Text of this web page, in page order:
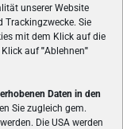
unserer Website
Trackingzwecke. Sie
mit dem Klick auf die
Klick auf"Ablehnen"
Daten in den
Sie zugleich gem.
Die USA werden